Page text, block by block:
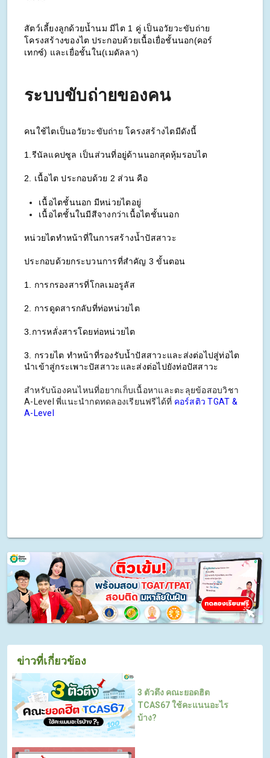
สัตว์เลี้ยงลูกด้วยน้ำนม มีไต 1 คู่ เป็นอวัยวะขับถ่าย
โครงสร้างของไต ประกอบด้วยเนื้อเยื่อชั้นนอก(คอร์
เทกซ์) และเยื่อชั้นใน(เมดัลลา)
ระบบขับถ่ายของคน
คนใช้ไตเป็นอวัยวะขับถ่าย โครงสร้างไตมีดังนี้
1.รีนัลแคปซูล เป็นส่วนที่อยู่ด้านนอกสุดหุ้มรอบไต
2. เนื้อไต ประกอบด้วย 2 ส่วน คือ
เนื้อไตชั้นนอก มีหน่วยไตอยู่
เนื้อไตชั้นในมีสีจางกว่าเนื้อไตชั้นนอก
หน่วยไตทำหน้าที่ในการสร้างน้ำปัสสาวะ
ประกอบด้วยกระบวนการที่สำคัญ 3 ขั้นตอน
1. การกรองสารที่โกลเมอรูลัส
2. การดูดสารกลับที่ท่อหน่วยไต
3.การหลั่งสารโดยท่อหน่วยไต
3. กรวยไต ทำหน้าที่รองรับน้ำปัสสาวะและส่งต่อไปสู่ท่อไต
นำเข้าสู่กระเพาะปัสสาวะและส่งต่อไปยังท่อปัสสาวะ
สำหรับน้องคนไหนที่อยากเก็บเนื้อหาและตะลุยข้อสอบวิชา
A-Level พี่แนะนำกดทดลองเรียนฟรีได้ที่ คอร์สติว TGAT &
A-Level
ข่าวที่เกี่ยวข้อง
3 ตัวตึง คณะยอดฮิต
TCAS67 ใช้คะแนนอะไร
บ้าง?